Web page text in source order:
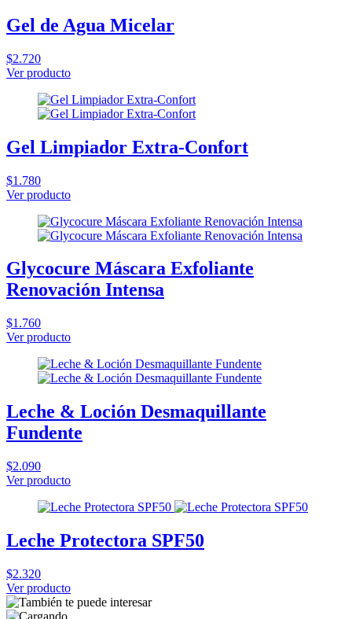
Gel de Agua Micelar
$2.720
Ver producto
Gel Limpiador Extra-Confort
$1.780
Ver producto
Glycocure Máscara Exfoliante
Renovación Intensa
$1.760
Ver producto
Leche & Loción Desmaquillante
Fundente
$2.090
Ver producto
Leche Protectora SPF50
$2.320
Ver producto